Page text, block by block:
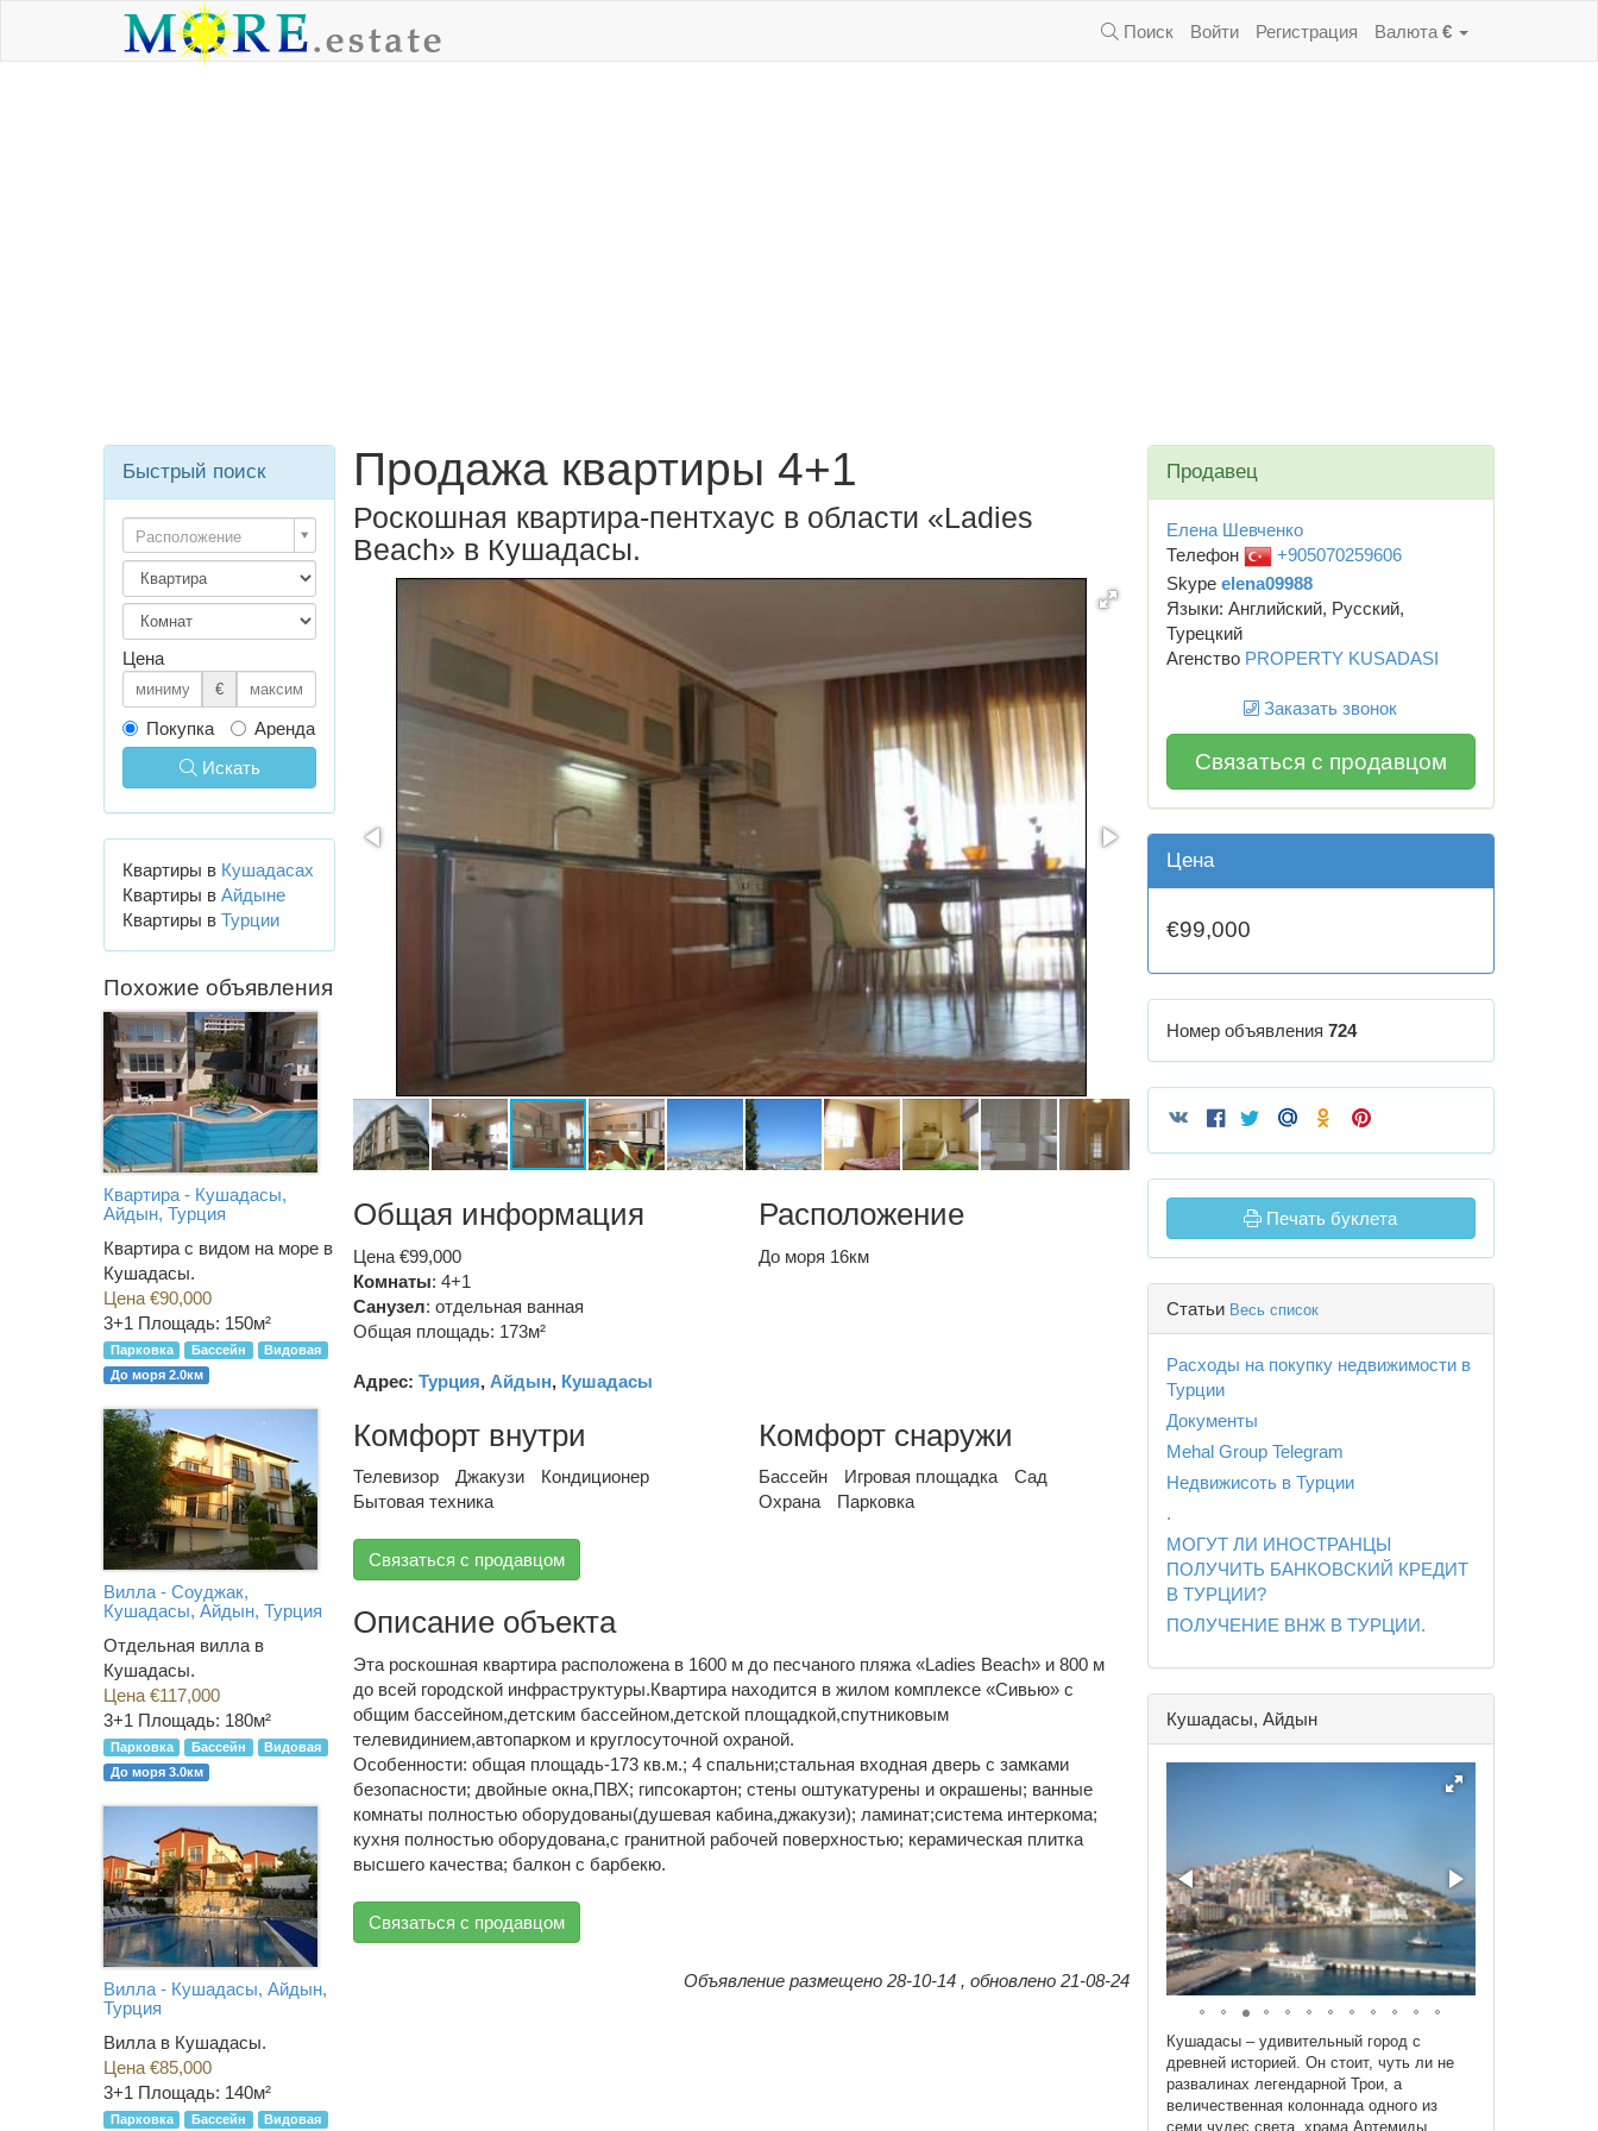
Поиск Войти Регистрация Валюта €
Продажа квартиры 4+1
Роскошная квартира-пентхаус в области «Ladies
Beach» в Кушадасы.
Общая информация
Цена €99,000
Комнаты: 4+1
Санузел: отдельная ванная
Общая площадь: 173м²
Адрес: Турция, Айдын, Кушадасы
Расположение
До моря 16км
Комфорт внутри
Телевизор Джакузи
Кондиционер
Бытовая техника
Комфорт снаружи
Бассейн Игровая площадка
Сад
Охрана
Парковка
Связаться с продавцом
Описание объекта
Эта роскошная квартира расположена в 1600 м до песчаного пляжа «Ladies Beach» и 800 м
до всей городской инфраструктуры.Квартира находится в жилом комплексе «Сивью» с
общим бассейном,детским бассейном,детской площадкой,спутниковым
телевидинием,автопарком и круглосуточной охраной.
Особенности: общая площадь-173 кв.м.; 4 спальни;стальная входная дверь с замками
безопасности; двойные окна,ПВХ; гипсокартон; стены оштукатурены и окрашены; ванные
комнаты полностью оборудованы(душевая кабина,джакузи); ламинат;система интеркома;
кухня полностью оборудована,с гранитной рабочей поверхностью; керамическая плитка
высшего качества; балкон с барбекю.
Связаться с продавцом
Объявление размещено 28-10-14 , обновлено 21-08-24
Продавец
Елена Шевченко
Телефон
+905070259606
Skype elena09988
Языки: Английский, Русский,
Турецкий
Агенство PROPERTY KUSADASI
Заказать звонок
Связаться с продавцом
Цена
€99,000
Номер объявления 724
Печать буклета
Статьи Весь список
Расходы на покупку недвижимости в
Турции
Документы
Mehal Group Telegram
Недвижисоть в Турции
.
МОГУТ ЛИ ИНОСТРАНЦЫ
ПОЛУЧИТЬ БАНКОВСКИЙ КРЕДИТ
В ТУРЦИИ?
ПОЛУЧЕНИЕ ВНЖ В ТУРЦИИ.
Кушадасы, Айдын
Кушадасы – удивительный город с
древней историей. Он стоит, чуть ли не
развалинах легендарной Трои, а
величественная колоннада одного из
семи чудес света, храма Артемиды,
Быстрый поиск
Расположение
Цена
€
Покупка
Аренда
Искать
Квартиры в Кушадасах
Квартиры в Айдыне
Квартиры в Турции
Похожие объявления
Квартира - Кушадасы,
Айдын, Турция
Квартира с видом на море в
Кушадасы.
Цена €90,000
3+1 Площадь: 150м²
Парковка Бассейн
Видовая
До моря 2.0км
Вилла - Соуджак,
Кушадасы, Айдын, Турция
Отдельная вилла в
Кушадасы.
Цена €117,000
3+1 Площадь: 180м²
Парковка Бассейн
Видовая
До моря 3.0км
Вилла - Кушадасы, Айдын,
Турция
Вилла в Кушадасы.
Цена €85,000
3+1 Площадь: 140м²
Парковка Бассейн Видовая